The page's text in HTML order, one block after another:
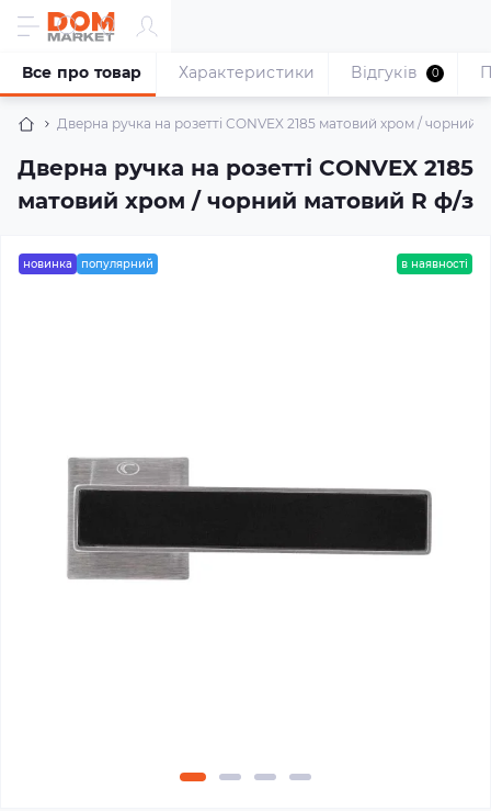
Дверна ручка на розетті CONVEX 2185 матовий хром / чорний
Дверна ручка на розетті CONVEX 2185
матовий хром / чорний матовий R ф/з
Все про товар Характеристики Відгуків 0
новинка популярний в наявності